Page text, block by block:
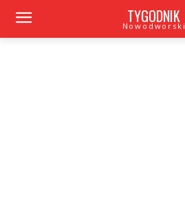
TYGODNIK
Nowodworski